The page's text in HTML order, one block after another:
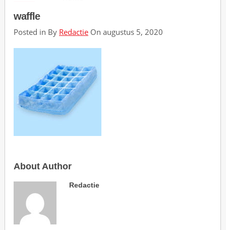
waffle
Posted in By Redactie On augustus 5, 2020
About Author
Redactie